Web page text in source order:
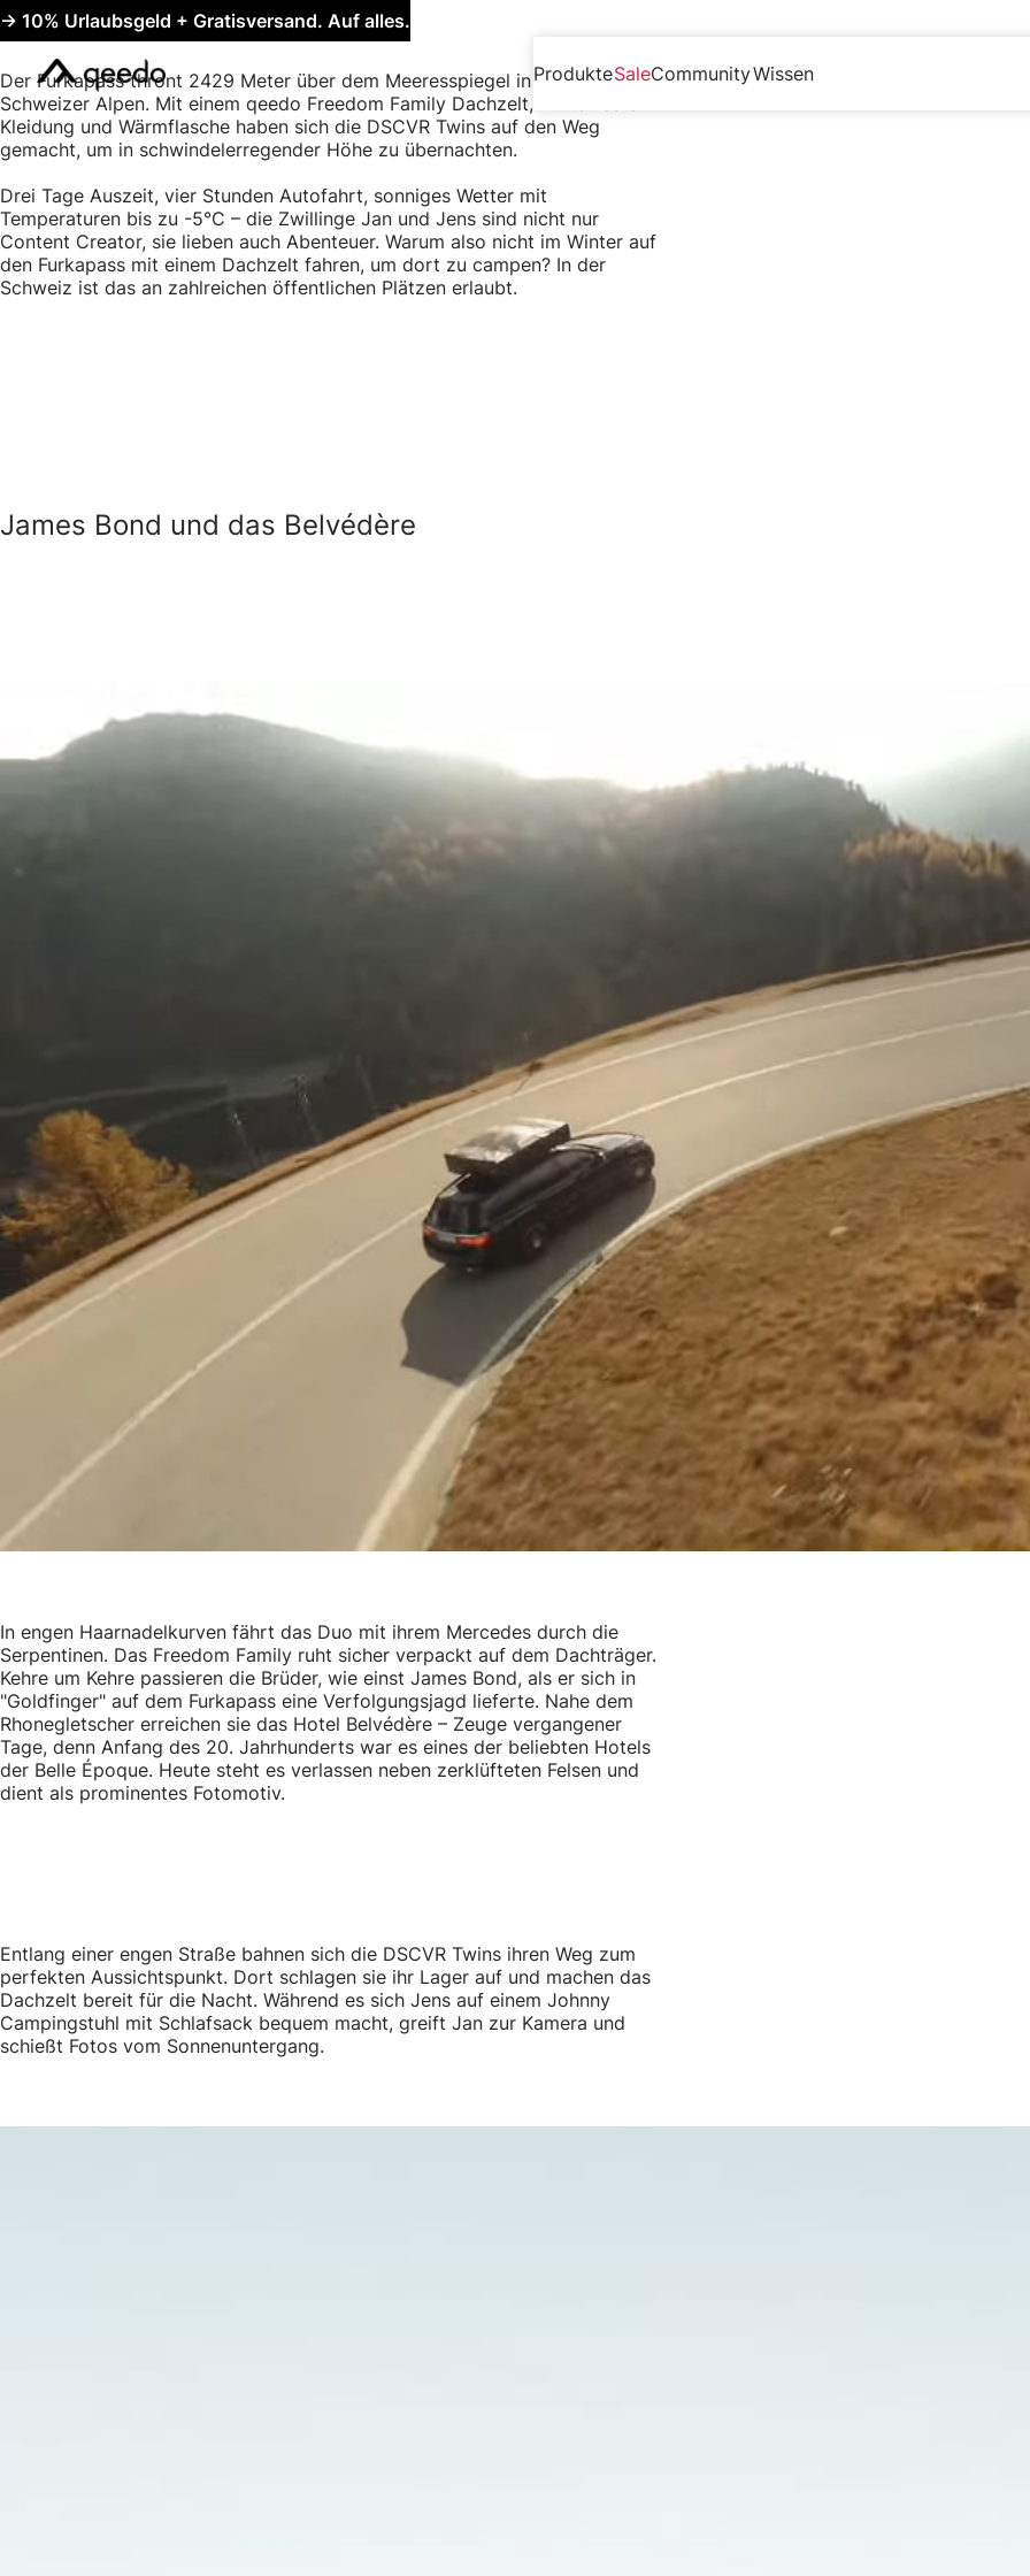
-> 10% Urlaubsgeld + Gratisversand. Auf alles.
ProdukteSaleCommunityWissen
Eine Winternacht im Dachzelt
Bei -5 °C unterwegs im Dachzelt
Der Furkapass thront 2429 Meter über dem Meeresspiegel in den
Schweizer Alpen. Mit einem qeedo Freedom Family Dachzelt, winterfester
Kleidung und Wärmflasche haben sich die DSCVR Twins auf den Weg
gemacht, um in schwindelerregender Höhe zu übernachten.
Drei Tage Auszeit, vier Stunden Autofahrt, sonniges Wetter mit
Temperaturen bis zu -5°C – die Zwillinge Jan und Jens sind nicht nur
Content Creator, sie lieben auch Abenteuer. Warum also nicht im Winter auf
den Furkapass mit einem Dachzelt fahren, um dort zu campen? In der
Schweiz ist das an zahlreichen öffentlichen Plätzen erlaubt.
James Bond und das Belvédère
In engen Haarnadelkurven fährt das Duo mit ihrem Mercedes durch die
Serpentinen. Das Freedom Family ruht sicher verpackt auf dem Dachträger.
Kehre um Kehre passieren die Brüder, wie einst James Bond, als er sich in
"Goldfinger" auf dem Furkapass eine Verfolgungsjagd lieferte. Nahe dem
Rhonegletscher erreichen sie das Hotel Belvédère – Zeuge vergangener
Tage, denn Anfang des 20. Jahrhunderts war es eines der beliebten Hotels
der Belle Époque. Heute steht es verlassen neben zerklüfteten Felsen und
dient als prominentes Fotomotiv.
Entlang einer engen Straße bahnen sich die DSCVR Twins ihren Weg zum
perfekten Aussichtspunkt. Dort schlagen sie ihr Lager auf und machen das
Dachzelt bereit für die Nacht. Während es sich Jens auf einem Johnny
Campingstuhl mit Schlafsack bequem macht, greift Jan zur Kamera und
schießt Fotos vom Sonnenuntergang.